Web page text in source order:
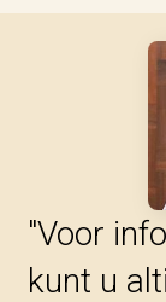
"Voor
kunt u